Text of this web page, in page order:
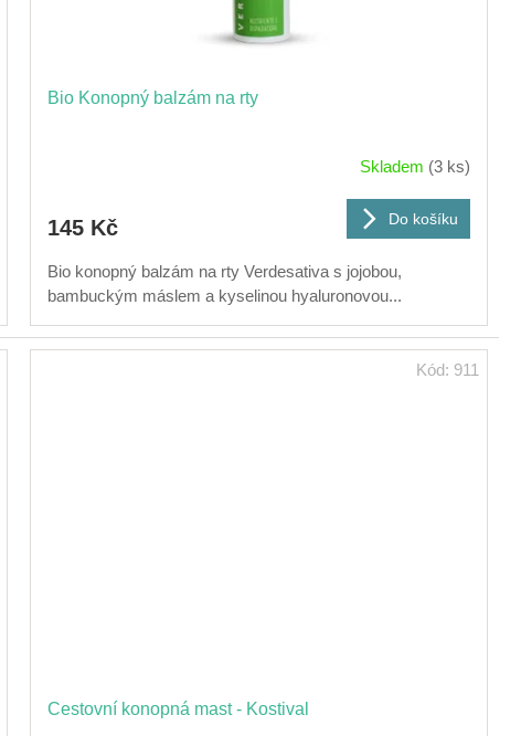
Bio Konopný balzám na rty
Skladem (3 ks)
145 Kč Do košíku
Bio konopný balzám na rty Verdesativa s jojobou,
bambuckým máslem a kyselinou hyaluronovou...
Cestovní konopná mast - Kostival
Kód: 911